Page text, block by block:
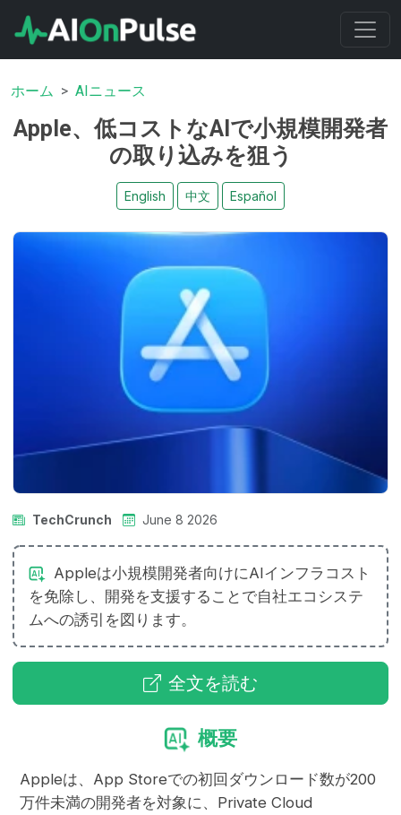
ホーム AIニュース
Apple、低コストなAIで小規模開発者
の取り込みを狙う
English 中文 Español
TechCrunch June 8 2026
Appleは小規模開発者向けにAIインフラコスト
を免除し、開発を支援することで自社エコシステ
ムへの誘引を図ります。
全文を読む
概要
Appleは、App Storeでの初回ダウンロード数が200
万件未満の開発者を対象に、Private Cloud